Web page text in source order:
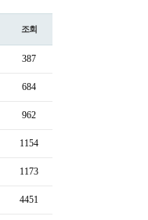
조회
387
684
962
1154
1173
4451